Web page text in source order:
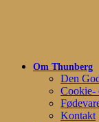
Om Thunberg
Den
Cookie-
Kontakt